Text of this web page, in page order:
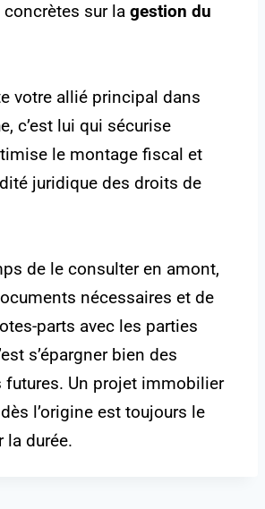
sur la gestion du
votre allié principal dans
c’est lui qui sécurise
le montage fiscal et
juridique des droits de
de le consulter en amont,
nécessaires et de
parts avec les parties
s’épargner bien des
Un projet immobilier
l’origine est toujours le
la durée.